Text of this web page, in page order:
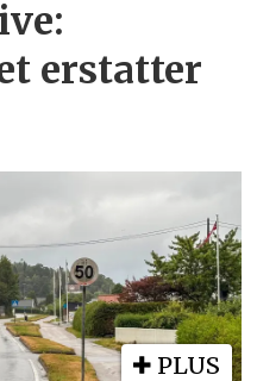
erstatter
PLUS